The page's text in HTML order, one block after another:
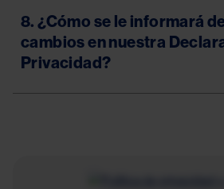
8. ¿Cómo se le informará
cambios en nuestra
Privacidad?